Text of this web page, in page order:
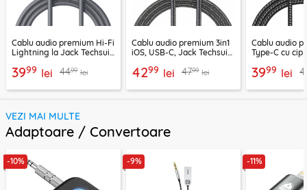
Cablu audio premium Hi-Fi
Lightning la Jack Techsuit
3999 lei 4499 lei
Cablu audio premium 3in1
iOS, USB-C, Jack Techsuit
4299 lei 4799 lei
Cablu audio
Type-C cu cip
1m
3999 lei
VEZI MAI MULTE
Adaptoare / Convertoare
-10% -9% -11%